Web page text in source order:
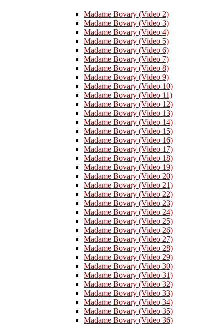
Madame Bovary (Video 2)
Madame Bovary (Video 3)
Madame Bovary (Video 4)
Madame Bovary (Video 5)
Madame Bovary (Video 6)
Madame Bovary (Video 7)
Madame Bovary (Video 8)
Madame Bovary (Video 9)
Madame Bovary (Video 10)
Madame Bovary (Video 11)
Madame Bovary (Video 12)
Madame Bovary (Video 13)
Madame Bovary (Video 14)
Madame Bovary (Video 15)
Madame Bovary (Video 16)
Madame Bovary (Video 17)
Madame Bovary (Video 18)
Madame Bovary (Video 19)
Madame Bovary (Video 20)
Madame Bovary (Video 21)
Madame Bovary (Video 22)
Madame Bovary (Video 23)
Madame Bovary (Video 24)
Madame Bovary (Video 25)
Madame Bovary (Video 26)
Madame Bovary (Video 27)
Madame Bovary (Video 28)
Madame Bovary (Video 29)
Madame Bovary (Video 30)
Madame Bovary (Video 31)
Madame Bovary (Video 32)
Madame Bovary (Video 33)
Madame Bovary (Video 34)
Madame Bovary (Video 35)
Madame Bovary (Video 36)